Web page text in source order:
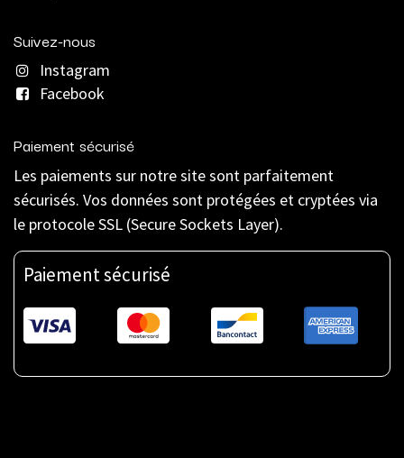
Suivez-nous
Instagram
Facebook
Paiement sécurisé
Les paiements sur notre site sont parfaitement
sécurisés. Vos données sont protégées et cryptées via
le protocole SSL (Secure Sockets Layer).
Paiement sécurisé